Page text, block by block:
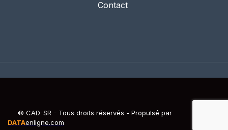
Contact
© CAD-SR - Tous droits réservés - Propulsé par
DATAenligne.com